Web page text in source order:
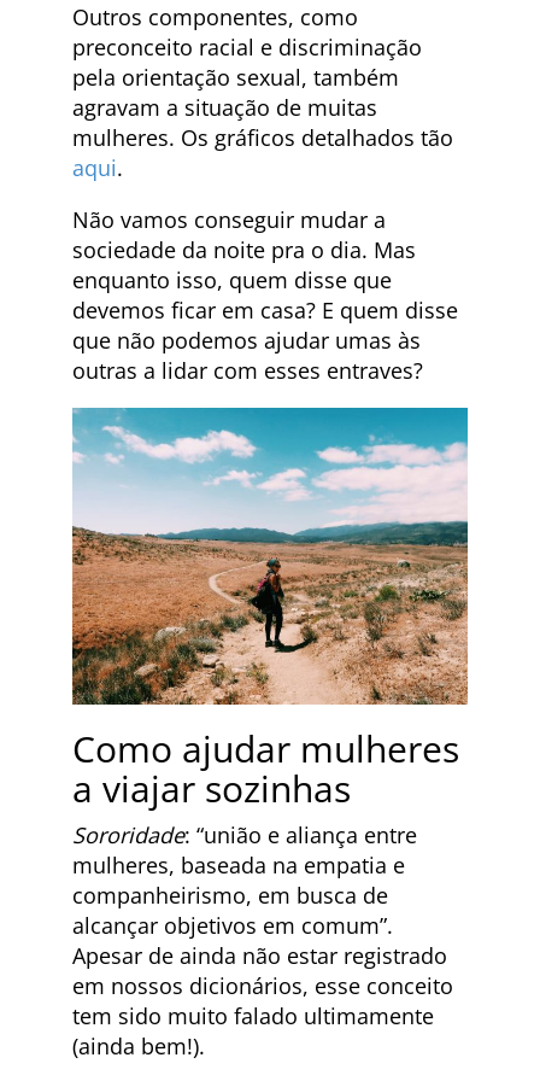
Outros componentes, como
preconceito racial e discriminação
pela orientação sexual, também
agravam a situação de muitas
mulheres. Os gráficos detalhados tão
aqui.
Não vamos conseguir mudar a
sociedade da noite pra o dia. Mas
enquanto isso, quem disse que
devemos ficar em casa? E quem disse
que não podemos ajudar umas às
outras a lidar com esses entraves?
Como ajudar mulheres
a viajar sozinhas
Sororidade: “união e aliança entre
mulheres, baseada na empatia e
companheirismo, em busca de
alcançar objetivos em comum”.
Apesar de ainda não estar registrado
em nossos dicionários, esse conceito
tem sido muito falado ultimamente
(ainda bem!).